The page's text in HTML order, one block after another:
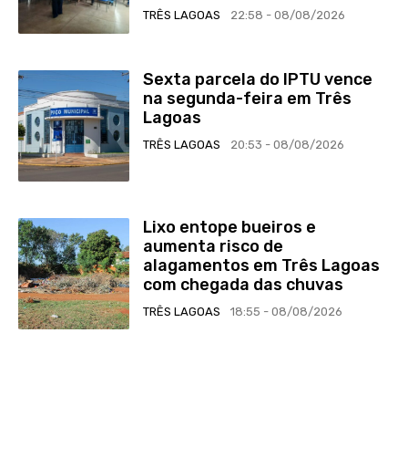
TRÊS LAGOAS 22:58 - 08/08/2026
Sexta parcela do IPTU vence
na segunda-feira em Três
Lagoas
TRÊS LAGOAS 20:53 - 08/08/2026
Lixo entope bueiros e
aumenta risco de
alagamentos em Três Lagoas
com chegada das chuvas
TRÊS LAGOAS 18:55 - 08/08/2026